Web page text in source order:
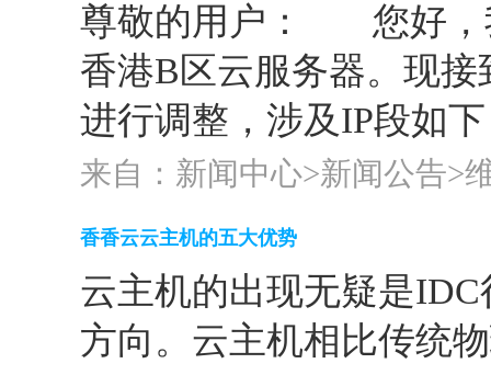
尊敬的用户： 您好，
香港B区云服务器。现
进行调整，涉及IP段如
来自：新闻中心>新闻公告>
香香云云主机的五大优势
云主机的出现无疑是
方向。云主机相比传统